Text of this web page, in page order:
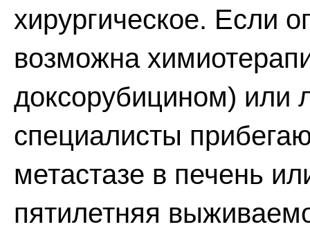
хирургическое. Если
возможна
доксорубицином) или
специалисты
метастазе в печень
пятилетняя